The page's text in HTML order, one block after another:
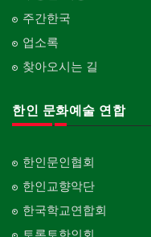
주간한국
업소록
찾아오시는 길
한인 문화예술 연합
한인문인협회
한인교향악단
한국학교연합회
토론토한인회